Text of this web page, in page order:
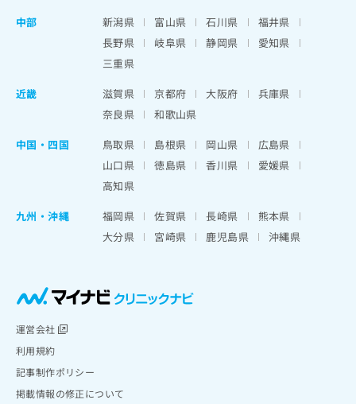
中部
新潟県 富山県 石川県
福井県
長野県
岐阜県 静岡県
愛知県
三重県
近畿
滋賀県 京都府 大阪府
兵庫県
奈良県
和歌山県
中国・四国
鳥取県 島根県 岡山県
広島県
山口県
徳島県 香川県
愛媛県
高知県
九州・沖縄
福岡県 佐賀県 長崎県
熊本県
大分県
宮崎県 鹿児島県 沖縄県
運営会社
利用規約
記事制作ポリシー
掲載情報の修正について